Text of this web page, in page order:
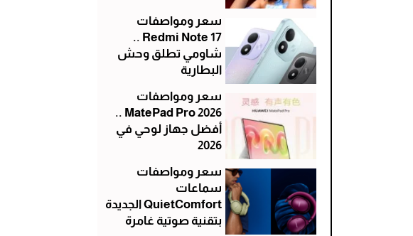
سعر ومواصفات
Redmi Note 17 ..
شاومي تطلق وحش
البطارية
سعر ومواصفات
MatePad Pro 2026 ..
أفضل جهاز لوحي في
2026
سعر ومواصفات
سماعات
QuietComfort الجديدة
بتقنية صوتية غامرة